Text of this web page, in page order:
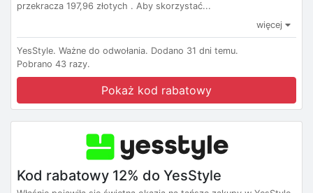
przekracza 197,96 złotych . Aby skorzystać...
więcej
YesStyle. Ważne do odwołania. Dodano 31 dni temu.
Pobrano 43 razy.
Pokaż kod rabatowy
Kod rabatowy 12% do YesStyle